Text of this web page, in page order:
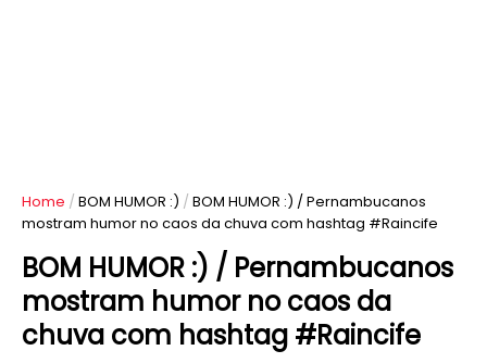
Home / BOM HUMOR :) / BOM HUMOR :) / Pernambucanos
mostram humor no caos da chuva com hashtag #Raincife
BOM HUMOR :) / Pernambucanos
mostram humor no caos da
chuva com hashtag #Raincife